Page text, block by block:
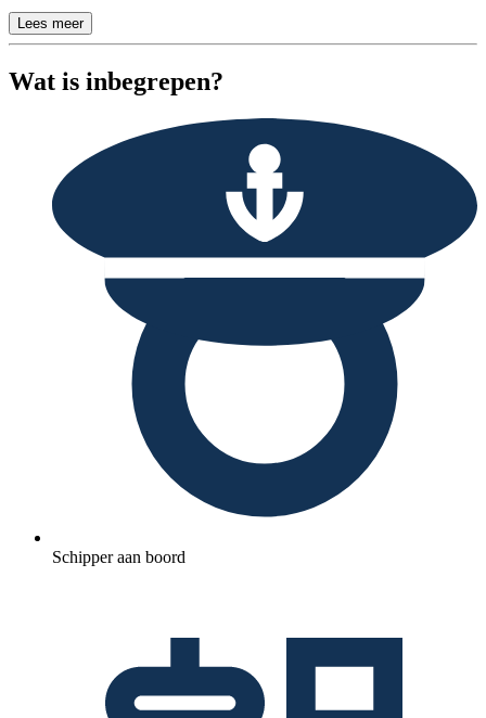
Lees meer
Wat is inbegrepen?
Schipper aan boord